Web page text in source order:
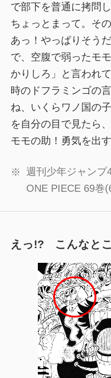
で部下を普通に拷問
ちょっとまって。そ
あっ！やっぱりそう
で、空腹で弱ったモ
かりしろ」と言われ
時のドフラミンゴの
ね、いくらワノ国の
を自分の目で見たら
モモの助！勇気を出
※
週刊少年ジャン
ONE PIECE 69巻
えっ!? こんなと